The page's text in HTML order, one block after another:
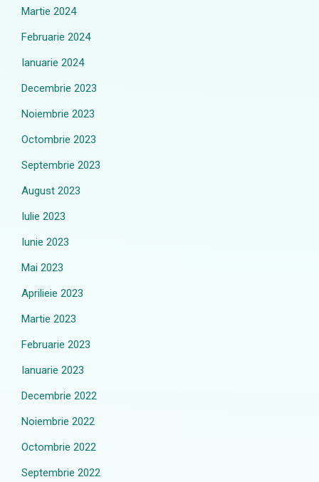
Martie 2024
Februarie 2024
Ianuarie 2024
Decembrie 2023
Noiembrie 2023
Octombrie 2023
Septembrie 2023
August 2023
Iulie 2023
Iunie 2023
Mai 2023
Aprilieie 2023
Martie 2023
Februarie 2023
Ianuarie 2023
Decembrie 2022
Noiembrie 2022
Octombrie 2022
Septembrie 2022